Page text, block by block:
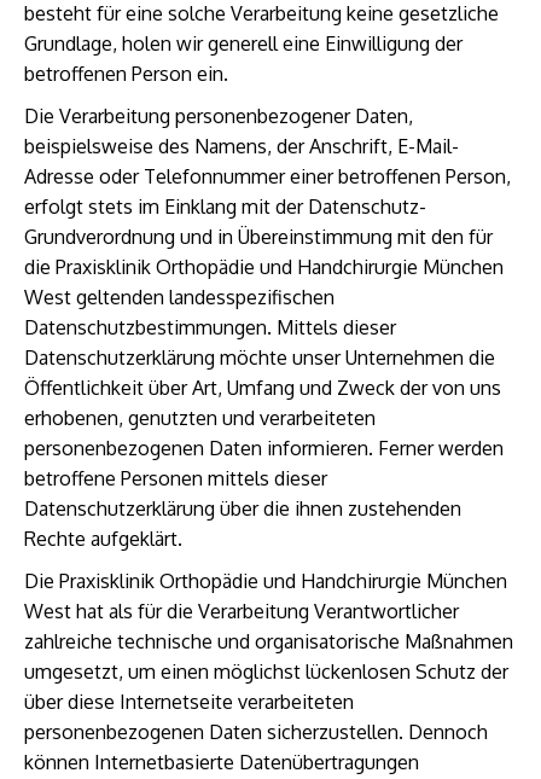
besteht für eine solche Verarbeitung keine gesetzliche
Grundlage, holen wir generell eine Einwilligung der
betroffenen Person ein.
Die Verarbeitung personenbezogener Daten,
beispielsweise des Namens, der Anschrift, E-Mail-
Adresse oder Telefonnummer einer betroffenen Person,
erfolgt stets im Einklang mit der Datenschutz-
Grundverordnung und in Übereinstimmung mit den für
die Praxisklinik Orthopädie und Handchirurgie München
West geltenden landesspezifischen
Datenschutzbestimmungen. Mittels dieser
Datenschutzerklärung möchte unser Unternehmen die
Öffentlichkeit über Art, Umfang und Zweck der von uns
erhobenen, genutzten und verarbeiteten
personenbezogenen Daten informieren. Ferner werden
betroffene Personen mittels dieser
Datenschutzerklärung über die ihnen zustehenden
Rechte aufgeklärt.
Die Praxisklinik Orthopädie und Handchirurgie München
West hat als für die Verarbeitung Verantwortlicher
zahlreiche technische und organisatorische Maßnahmen
umgesetzt, um einen möglichst lückenlosen Schutz der
über diese Internetseite verarbeiteten
personenbezogenen Daten sicherzustellen. Dennoch
können Internetbasierte Datenübertragungen